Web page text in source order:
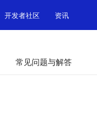
开发者社区 资讯
常见问题与解答